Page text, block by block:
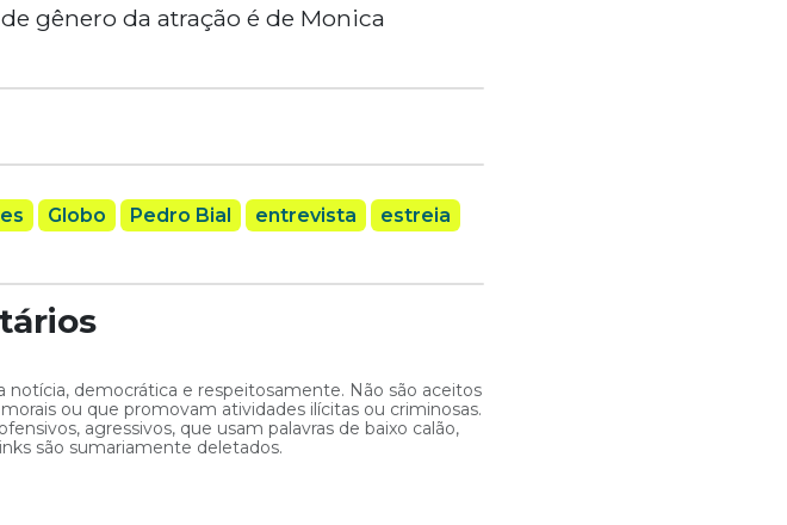
gênero da atração é de Monica
Globo Pedro Bial entrevista
estreia
democrática e respeitosamente. Não são aceitos
ou que promovam atividades ilícitas ou criminosas.
agressivos, que usam palavras de baixo calão,
são sumariamente deletados.